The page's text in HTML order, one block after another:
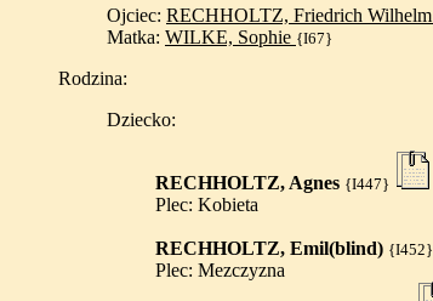
Ojciec: RECHHOLTZ, Friedrich Wilhelm
Matka: WILKE, Sophie {I67}
Rodzina:
Dziecko:
RECHHOLTZ, Agnes {I447}
Plec: Kobieta
RECHHOLTZ, Emil(blind) {I452}
Plec: Mezczyzna